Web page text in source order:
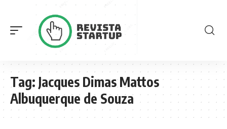
Tag: Jacques Dimas Mattos
Albuquerque de Souza